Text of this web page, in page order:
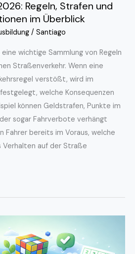
Regeln, Strafen und
im Überblick
/ Santiago
wichtige Sammlung von Regeln
Straßenverkehr. Wenn eine
verstößt, wird im
welche Konsequenzen
können Geldstrafen, Punkte im
sogar Fahrverbote verhängt
Fahrer bereits im Voraus, welche
auf der Straße